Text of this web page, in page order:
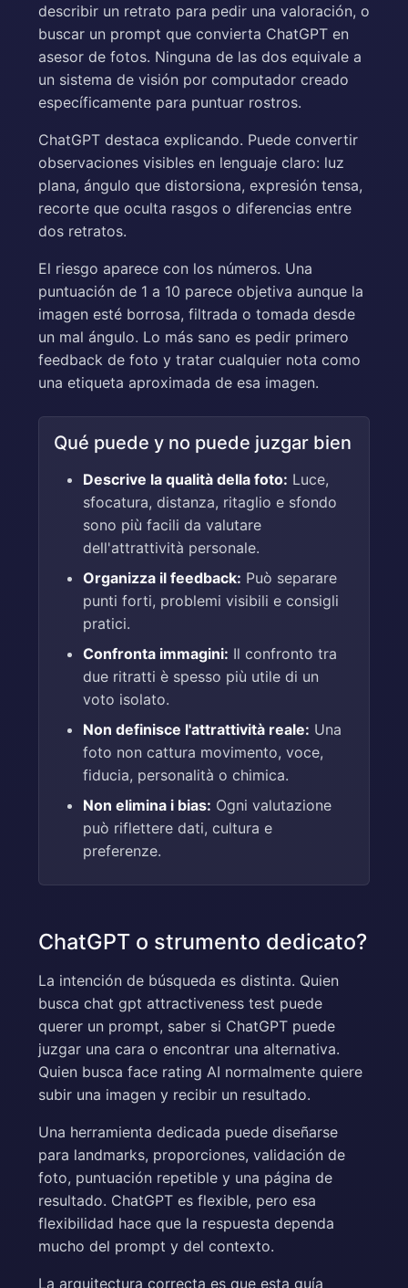
describir un retrato para pedir una valoración, o
buscar un prompt que convierta ChatGPT en
asesor de fotos. Ninguna de las dos equivale a
un sistema de visión por computador creado
específicamente para puntuar rostros.
ChatGPT destaca explicando. Puede convertir
observaciones visibles en lenguaje claro: luz
plana, ángulo que distorsiona, expresión tensa,
recorte que oculta rasgos o diferencias entre
dos retratos.
El riesgo aparece con los números. Una
puntuación de 1 a 10 parece objetiva aunque la
imagen esté borrosa, filtrada o tomada desde
un mal ángulo. Lo más sano es pedir primero
feedback de foto y tratar cualquier nota como
una etiqueta aproximada de esa imagen.
Qué puede y no puede juzgar bien
Descrive la qualità della foto: Luce,
sfocatura, distanza, ritaglio e sfondo
sono più facili da valutare
dell'attrattività personale.
Organizza il feedback: Può separare
punti forti, problemi visibili e consigli
pratici.
Confronta immagini: Il confronto tra
due ritratti è spesso più utile di un
voto isolato.
Non definisce l'attrattività reale: Una
foto non cattura movimento, voce,
fiducia, personalità o chimica.
Non elimina i bias: Ogni valutazione
può riflettere dati, cultura e
preferenze.
ChatGPT o strumento dedicato?
La intención de búsqueda es distinta. Quien
busca chat gpt attractiveness test puede
querer un prompt, saber si ChatGPT puede
juzgar una cara o encontrar una alternativa.
Quien busca face rating AI normalmente quiere
subir una imagen y recibir un resultado.
Una herramienta dedicada puede diseñarse
para landmarks, proporciones, validación de
foto, puntuación repetible y una página de
resultado. ChatGPT es flexible, pero esa
flexibilidad hace que la respuesta dependa
mucho del prompt y del contexto.
La arquitectura correcta es que esta guía